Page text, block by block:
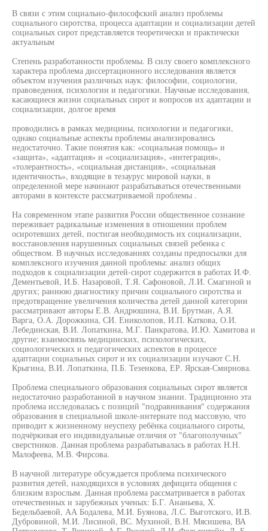
В связи с этим социально-философский анализ проблемы
социального сиротства, процесса адаптации и социализации детей
социальных сирот представляется теоретически и практически
актуальным
Степень разработанности проблемы. В силу своего комплексного
характера проблема диссертационного исследования является
объектом изучения различных наук: философии, социологии,
правоведения, психологии и педагогики. Научные исследования,
касающиеся жизни социальных сирот и вопросов их адаптации и
социализации, долгое время
проводились в рамках медицины, психологии и педагогики,
однако социальные аспекты проблемы анализировались
недостаточно. Такие понятия как: «социальная помощь» и
«защита», «адаптация» и «социализация», «интеграция»,
«толерантность», «социальная дистанция», «социальная
идентичность», входящие в тезаурус мировой науки, в
определенной мере начинают разрабатываться отечественными
авторами в контексте рассматриваемой проблемы .
На современном этапе развития России общественное сознание
переживает радикальные изменения в отношении проблем
осиротевших детей, постигая необходимость их социализации,
восстановления нарушенных социальных связей ребенка с
обществом. В научных исследованиях созданы предпосылки для
комплексного изучения данной проблемы: анализ общих
подходов к социализации детей-сирот содержится в работах И.Ф.
Дементьевой, И.Б. Назаровой, Т.Я. Сафоновой, Л.И. Смагиной и
других; раннюю диагностику причин социального сиротства и
предотвращение увеличения количества детей данной категории
рассматривают авторы Е.В. Андрюшина, В.И. Брутман, А.Я.
Варга, О.А. Дорожкина, СИ. Ениколопов, И.П. Каткова, О.И.
Лебединская, В.И. Лопаткина, М.Г. Панкратова, И.Ю. Хамитова и
другие; взаимосвязь медицинских, психологических,
социологических и педагогических аспектов в процессе
адаптации социальных сирот и их социализации изучают С.Н.
Крыгина, В.И. Лопаткина, П.Б. Тезенкова, ЕР. Ярская-Смирнова.
Проблема специального образования социальных сирот является
недостаточно разработанной в научном знании. Традиционно эта
проблема исследовалась с позиций "подравнивания" содержания
образования в специальной школе-интернате под массовую, что
приводит к жизненному неуспеху ребёнка социального сироты,
подчёркивая его индивидуальные отличия от "благополучных"
сверстников. Данная проблема разрабатывалась в работах Н.Н.
Малофеева, М.В. Фирсова.
В научной литературе обсуждается проблема психического
развития детей, находящихся в условиях дефицита общения с
близким взрослым. Данная проблема рассматривается в работах
отечественных и зарубежных ученых: Б.Г. Ананьева, X.
Бедельбаевой, АА Бодалева, М.И. Буянова, Л.С. Выготского, И.В.
Дубровиной, М.И. Лисиной, ВС. Мухиной, В.Н. Мясишева, ВА